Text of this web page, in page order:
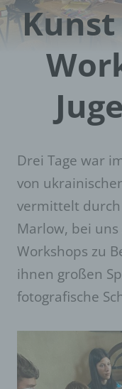
Kunst
Drei Tage war
von
vermittelt durch
Marlow, bei
Workshops zu
ihnen großen
fotografische